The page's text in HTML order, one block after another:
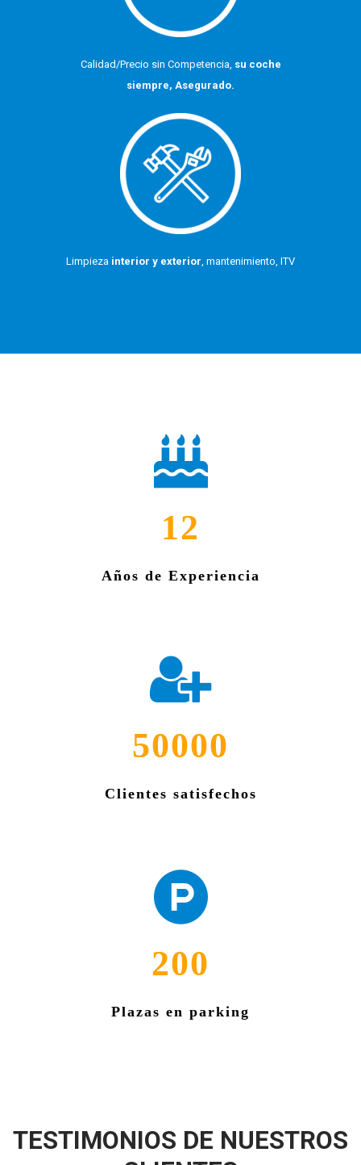
Calidad/Precio sin Competencia, su coche
siempre, Asegurado.
Limpieza interior y exterior, mantenimiento, ITV
12
Años de Experiencia
50000
Clientes satisfechos
200
Plazas en parking
TESTIMONIOS DE NUESTROS